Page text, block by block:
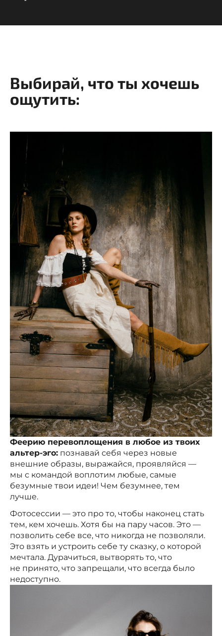
Выбирай, что ты хочешь
ощутить:
Феерию перевоплощения в любое из твоих
альтер-эго: познавай себя через новые
внешние образы, выражайся, проявляйся —
мы с командой воплотим любые, самые
безумные твои идеи! Чем безумнее, тем
лучше.
Фотосессии — это про то, чтобы наконец стать
тем, кем хочешь. Хотя бы на пару часов. Это —
позволить себе все, что никогда не позволяли.
Это взять и устроить себе ту сказку, о которой
мечтала. Дурачиться, вытворять то, что
не принято, что запрещали, что всегда было
недоступно.